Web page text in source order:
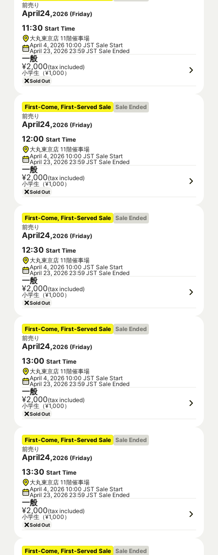
前売り
April24,2026 (Friday)
11:30 Start Time
大丸東京店 11階催事場
April 4, 2026 10:00 JST Sale Start
April 23, 2026 23:59 JST Sale Ended
一般
¥2,000(tax included)
小学生（¥1,000）
Sold Out
First-Come, First-Served Sale Sale Ended
前売り
April24,2026 (Friday)
12:00 Start Time
大丸東京店 11階催事場
April 4, 2026 10:00 JST Sale Start
April 23, 2026 23:59 JST Sale Ended
一般
¥2,000(tax included)
小学生（¥1,000）
Sold Out
First-Come, First-Served Sale Sale Ended
前売り
April24,2026 (Friday)
12:30 Start Time
大丸東京店 11階催事場
April 4, 2026 10:00 JST Sale Start
April 23, 2026 23:59 JST Sale Ended
一般
¥2,000(tax included)
小学生（¥1,000）
Sold Out
First-Come, First-Served Sale Sale Ended
前売り
April24,2026 (Friday)
13:00 Start Time
大丸東京店 11階催事場
April 4, 2026 10:00 JST Sale Start
April 23, 2026 23:59 JST Sale Ended
一般
¥2,000(tax included)
小学生（¥1,000）
Sold Out
First-Come, First-Served Sale Sale Ended
前売り
April24,2026 (Friday)
13:30 Start Time
大丸東京店 11階催事場
April 4, 2026 10:00 JST Sale Start
April 23, 2026 23:59 JST Sale Ended
一般
¥2,000(tax included)
小学生（¥1,000）
Sold Out
First-Come, First-Served Sale Sale Ended